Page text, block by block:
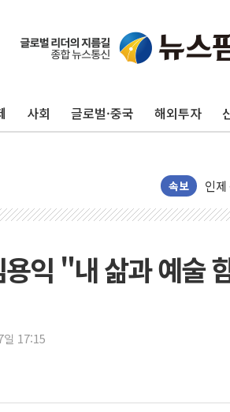
사회 글로벌·중국 해외투자
속보
'화
동
연
인
동
청
폭
李
'호
주
오
충
익 "내 삶과 예술
일 17:15